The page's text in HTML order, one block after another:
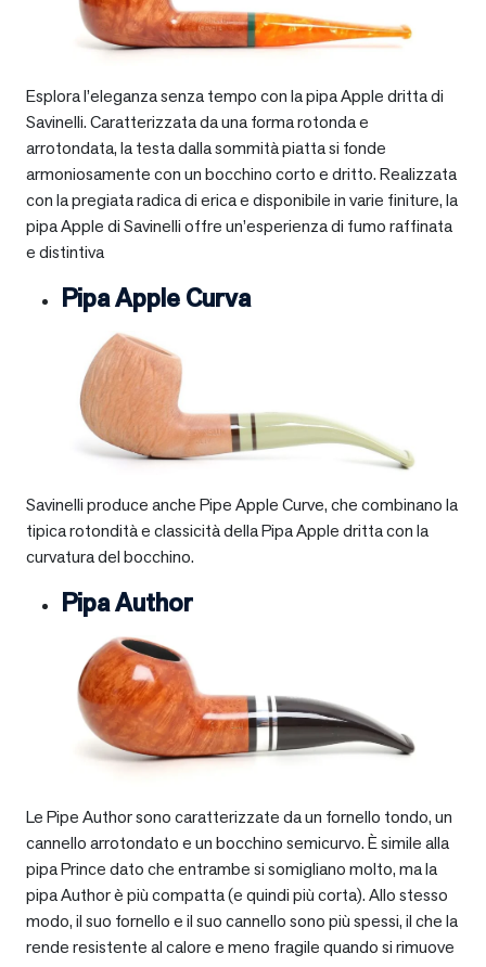
Esplora l’eleganza senza tempo con la pipa Apple dritta di
Savinelli. Caratterizzata da una forma rotonda e
arrotondata, la testa dalla sommità piatta si fonde
armoniosamente con un bocchino corto e dritto. Realizzata
con la pregiata radica di erica e disponibile in varie finiture, la
pipa Apple di Savinelli offre un’esperienza di fumo raffinata
e distintiva
Pipa Apple Curva
Savinelli produce anche Pipe Apple Curve, che combinano la
tipica rotondità e classicità della Pipa Apple dritta con la
curvatura del bocchino.
Pipa Author
Le Pipe Author sono caratterizzate da un fornello tondo, un
cannello arrotondato e un bocchino semicurvo. È simile alla
pipa Prince dato che entrambe si somigliano molto, ma la
pipa Author è più compatta (e quindi più corta). Allo stesso
modo, il suo fornello e il suo cannello sono più spessi, il che la
rende resistente al calore e meno fragile quando si rimuove